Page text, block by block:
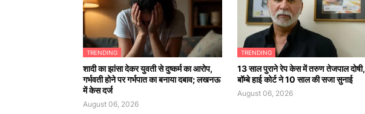
TRENDING
शादी का झांसा देकर युवती से दुष्कर्म का आरोप,
गर्भवती होने पर गर्भपात का बनाया दबाव; लखनऊ
में केस दर्ज
August 06, 2026
TRENDING
13 साल पुराने रेप केस में तरुण तेजपाल दोषी,
बॉम्बे हाई कोर्ट ने 10 साल की सजा सुनाई
August 06, 2026